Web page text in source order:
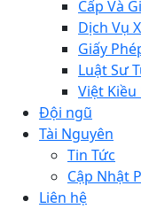
Cấp Và
Dịch Vụ
Giấy
Luật Sư
Việt
Đội ngũ
Tài Nguyên
Tin Tức
Cập Nhật
Liên hệ